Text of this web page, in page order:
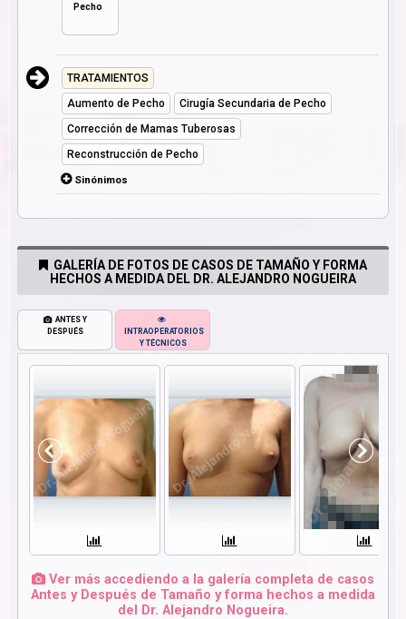
Pecho
TRATAMIENTOS
Aumento de Pecho
Cirugía Secundaria de Pecho
Corrección de Mamas Tuberosas
Reconstrucción de Pecho
Sinónimos
GALERÍA DE FOTOS DE CASOS DE TAMAÑO Y FORMA
HECHOS A MEDIDA DEL DR. ALEJANDRO NOGUEIRA
ANTES Y
DESPUÉS
INTRAOPERATORIOS
Y TÉCNICOS
Ver más accediendo a la galería completa de casos
Antes y Después de Tamaño y forma hechos a medida
del Dr. Alejandro Nogueira.